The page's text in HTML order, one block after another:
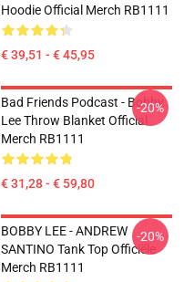
Hoodie Official Merch RB1111
€ 39,51 - € 45,95
Bad Friends Podcast - Bobby
Lee Throw Blanket Official
Merch RB1111
€ 31,28 - € 59,80
-20%
BOBBY LEE - ANDREW
SANTINO Tank Top Officiële
Merch RB1111
-20%